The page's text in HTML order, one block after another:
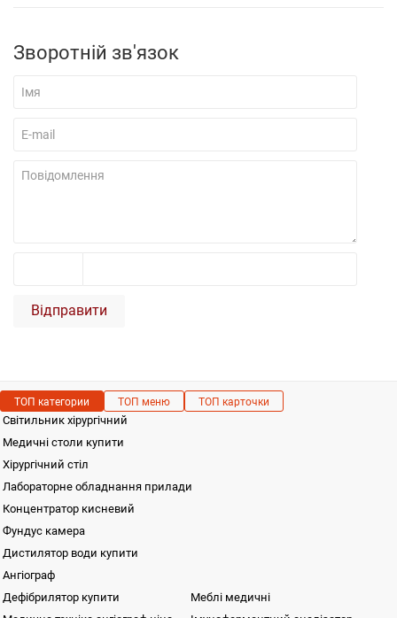
Світильник хірургічний
Медичні столи купити
Хірургічний стіл
Лабораторне обладнання прилади
Концентратор кисневий
Фундус камера
Дистилятор води купити
Ангіограф
Дефібрилятор купити
Медична техніка ангіограф ціна
Імуноферментний аналізатор